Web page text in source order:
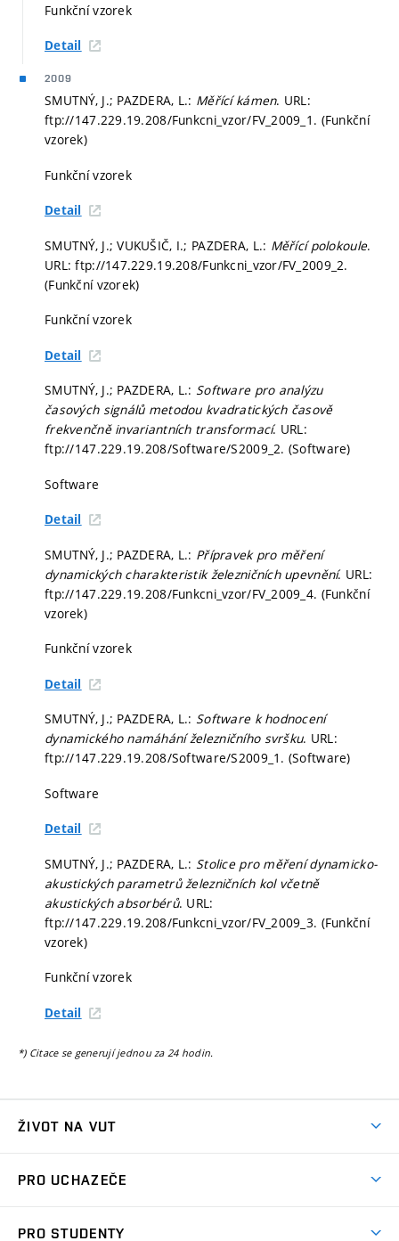
Funkční vzorek
Detail
2009
SMUTNÝ, J.; PAZDERA, L.: Měřící kámen. URL:
ftp://147.229.19.208/Funkcni_vzor/FV_2009_1. (Funkční
vzorek)
Funkční vzorek
Detail
SMUTNÝ, J.; VUKUŠIČ, I.; PAZDERA, L.: Měřící polokoule.
URL: ftp://147.229.19.208/Funkcni_vzor/FV_2009_2.
(Funkční vzorek)
Funkční vzorek
Detail
SMUTNÝ, J.; PAZDERA, L.: Software pro analýzu
časových signálů metodou kvadratických časově
frekvenčně invariantních transformací. URL:
ftp://147.229.19.208/Software/S2009_2. (Software)
Software
Detail
SMUTNÝ, J.; PAZDERA, L.: Přípravek pro měření
dynamických charakteristik železničních upevnění. URL:
ftp://147.229.19.208/Funkcni_vzor/FV_2009_4. (Funkční
vzorek)
Funkční vzorek
Detail
SMUTNÝ, J.; PAZDERA, L.: Software k hodnocení
dynamického namáhání železničního svršku. URL:
ftp://147.229.19.208/Software/S2009_1. (Software)
Software
Detail
SMUTNÝ, J.; PAZDERA, L.: Stolice pro měření dynamicko-
akustických parametrů železničních kol včetně
akustických absorbérů. URL:
ftp://147.229.19.208/Funkcni_vzor/FV_2009_3. (Funkční
vzorek)
Funkční vzorek
Detail
*) Citace se generují jednou za 24 hodin.
ŽIVOT NA VUT
Koleje
PRO UCHAZEČE
PRO STUDENTY